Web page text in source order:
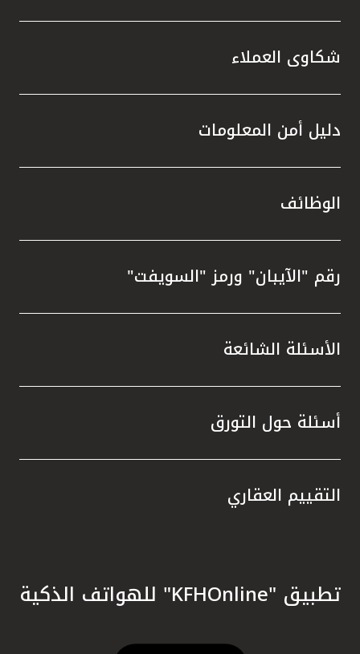
شكاوى العملاء
دليل أمن المعلومات
الوظائف
رقم "الآيبان" ورمز "السويفت"
الأسئلة الشائعة
أسئلة حول التورق
التقييم العقاري
تطبيق "KFHOnline" للهواتف الذكية